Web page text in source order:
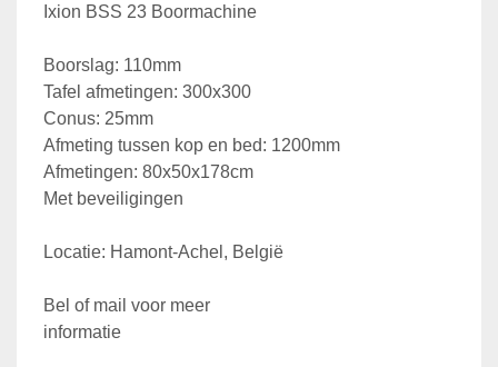
Ixion BSS 23 Boormachine
Boorslag: 110mm
Tafel afmetingen: 300x300
Conus: 25mm
Afmeting tussen kop en bed: 1200mm
Afmetingen: 80x50x178cm
Met beveiligingen
Locatie: Hamont-Achel, België
Bel of mail voor meer
informatie